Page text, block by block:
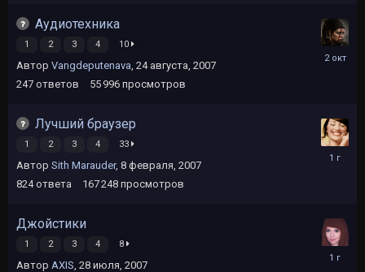
Аудиотехника
1 2 3 4 10
Автор Vangdeputenava, 24 августа, 2007
247 ответов 55 996 просмотров
2
Лучший браузер
1 2 3 4 33
Автор Sith Marauder, 8 февраля, 2007
824 ответа 167 248 просмотров
Джойстики
1 2 3 4 8
Автор АХIS, 28 июля, 2007
21